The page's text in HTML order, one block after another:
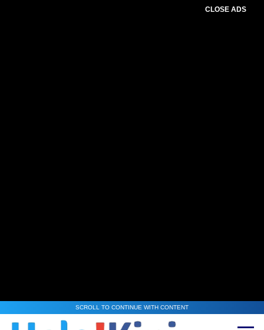
CLOSE ADS
SCROLL TO CONTINUE WITH CONTENT